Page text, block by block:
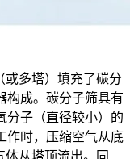
或多塔）填充了碳分
构成。碳分子筛具有
分子（直径较小）的
作时，压缩空气从底
从塔顶流出。同